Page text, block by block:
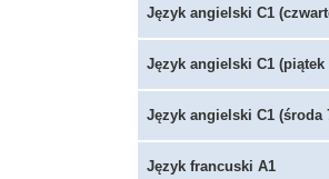
Język angielski C1
Język angielski C1 (piątek
Język angielski C1 (środa
Język francuski A1